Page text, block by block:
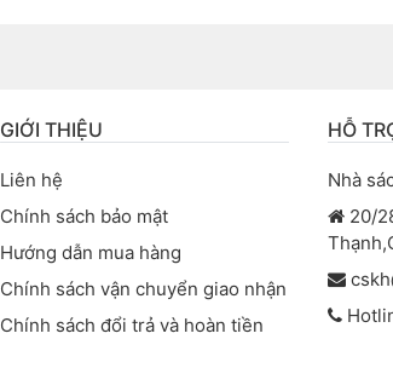
GIỚI THIỆU
Liên hệ
Chính sách bảo mật
Hướng dẫn mua hàng
Chính sách vận chuyển giao nhận
Chính sách đổi trả và hoàn tiền
HỖ
Nhà
20/